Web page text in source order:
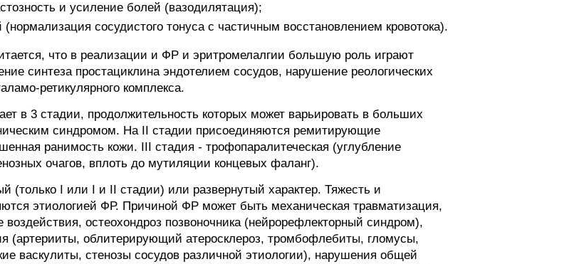
и усиление болей (вазодилятация);
сосудистого тонуса с частичным восстановлением кровотока).
что в реализации и ФР и эритромелалгии большую роль играют
синтеза простациклина эндотелием сосудов, нарушение реологических
ретикулярного комплекса.
в 3 стадии, продолжительность которых может варьировать в больших
синдромом. На II стадии присоединяются ремитирующие
ранимость кожи. III стадия - трофопаралитеческая (углубление
очагов, вплоть до мутиляции концевых фаланг).
(только I или I и II стадии) или развернутый характер. Тяжесть и
этиологией ФР. Причиной ФР может быть механическая травматизация,
остеохондроз позвоночника (нейрорефлекторный синдром),
(артерииты, облитерирующий атеросклероз, тромбофлебиты, гломусы,
васкулиты, стенозы сосудов различной этиологии), нарушения общей